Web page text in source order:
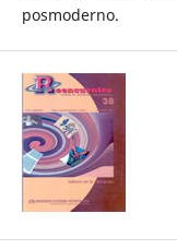
posmoderno.